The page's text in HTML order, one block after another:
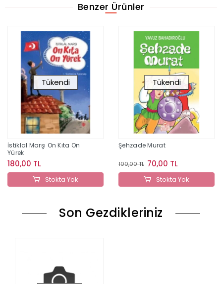
Benzer Ürünler
Tükendi
İstiklal Marşı On Kıta On
Yürek
180,00 TL
Stokta Yok
Tükendi
Şehzade Murat
100,00 TL 70,00 TL
Stokta Yok
Son Gezdikleriniz